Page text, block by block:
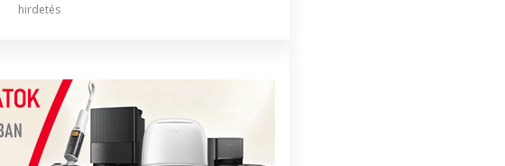
hirdetés